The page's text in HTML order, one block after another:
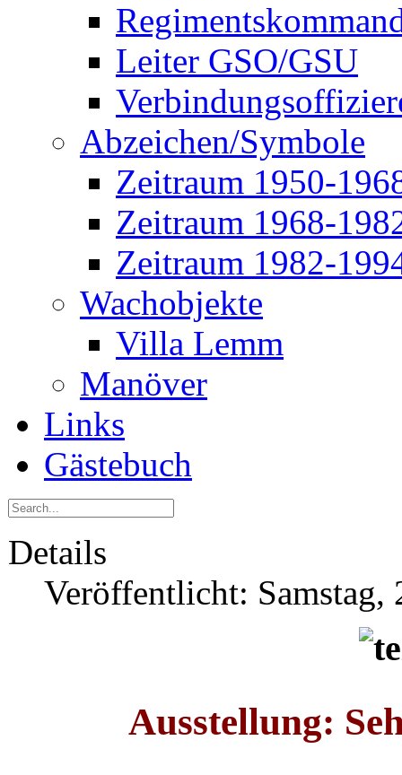
Leiter GSO/GSU
Abzeichen/Symbole
Zeitraum 1950-
Zeitraum 1968-
Zeitraum 1982-
Wachobjekte
Villa Lemm
Manöver
Links
Gästebuch
Details
Veröffentlicht: Samstag,
Ausstellung: